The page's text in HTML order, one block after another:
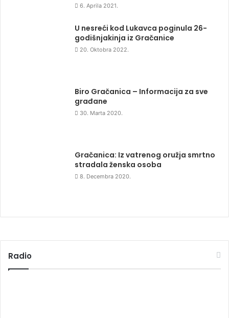
6. Aprila 2021.
U nesreći kod Lukavca poginula 26-
godišnjakinja iz Gračanice
20. Oktobra 2022.
Biro Gračanica – Informacija za sve
građane
30. Marta 2020.
Gračanica: Iz vatrenog oružja smrtno
stradala ženska osoba
8. Decembra 2020.
Radio